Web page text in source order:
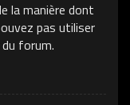
la manière dont
pas utiliser
forum.